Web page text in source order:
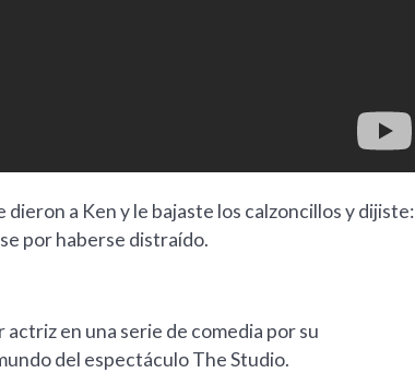
a Ken y le bajaste los calzoncillos y dijiste:
por haberse distraído.
en una serie de comedia por su
del espectáculo The Studio.